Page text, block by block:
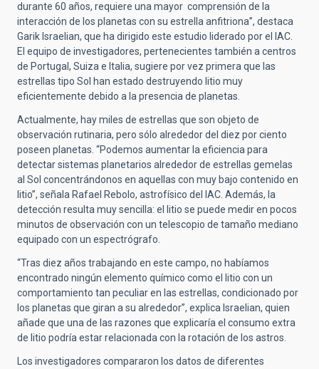
durante 60 años, requiere una mayor comprensión de la
interacción de los planetas con su estrella anfitriona”, destaca
Garik Israelian, que ha dirigido este estudio liderado por el IAC.
El equipo de investigadores, pertenecientes también a centros
de Portugal, Suiza e Italia, sugiere por vez primera que las
estrellas tipo Sol han estado destruyendo litio muy
eficientemente debido a la presencia de planetas.
Actualmente, hay miles de estrellas que son objeto de
observación rutinaria, pero sólo alrededor del diez por ciento
poseen planetas. “Podemos aumentar la eficiencia para
detectar sistemas planetarios alrededor de estrellas gemelas
al Sol concentrándonos en aquellas con muy bajo contenido en
litio”, señala Rafael Rebolo, astrofísico del IAC. Además, la
detección resulta muy sencilla: el litio se puede medir en pocos
minutos de observación con un telescopio de tamaño mediano
equipado con un espectrógrafo.
“Tras diez años trabajando en este campo, no habíamos
encontrado ningún elemento químico como el litio con un
comportamiento tan peculiar en las estrellas, condicionado por
los planetas que giran a su alrededor”, explica Israelian, quien
añade que una de las razones que explicaría el consumo extra
de litio podría estar relacionada con la rotación de los astros.
Los investigadores compararon los datos de diferentes